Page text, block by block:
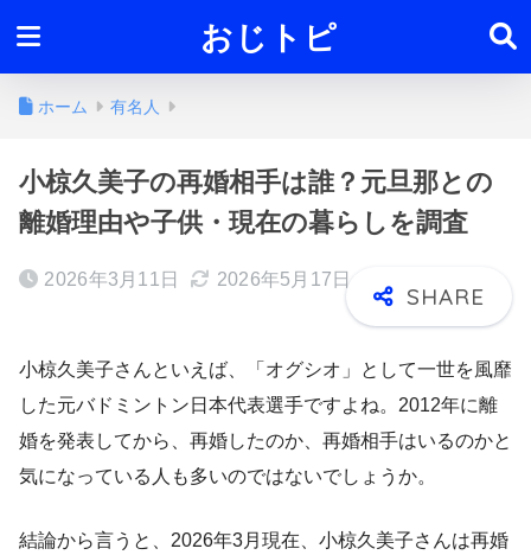
おじトピ
ホーム 有名人
小椋久美子の再婚相手は誰？元旦那との
離婚理由や子供・現在の暮らしを調査
2026年3月11日 2026年5月17日
小椋久美子さんといえば、「オグシオ」として一世を風靡
した元バドミントン日本代表選手ですよね。2012年に離
婚を発表してから、再婚したのか、再婚相手はいるのかと
気になっている人も多いのではないでしょうか。
結論から言うと、2026年3月現在、小椋久美子さんは再婚